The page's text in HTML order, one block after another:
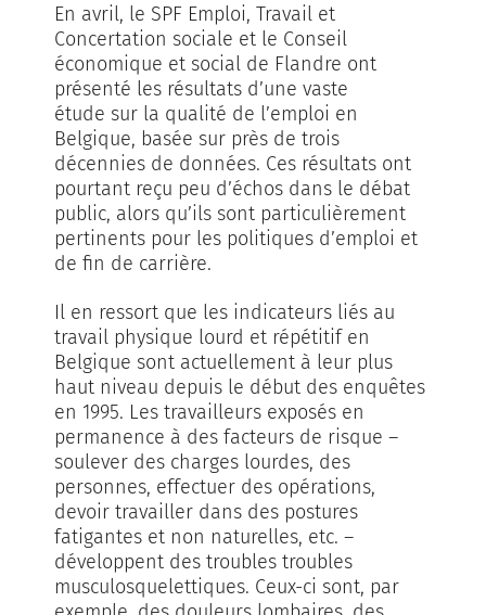
En avril, le SPF Emploi, Travail et
Concertation sociale et le Conseil
économique et social de Flandre ont
présenté les résultats d’une vaste
étude sur la qualité de l’emploi en
Belgique, basée sur près de trois
décennies de données. Ces résultats ont
pourtant reçu peu d’échos dans le débat
public, alors qu’ils sont particulièrement
pertinents pour les politiques d’emploi et
de fin de carrière.
Il en ressort que les indicateurs liés au
travail physique lourd et répétitif en
Belgique sont actuellement à leur plus
haut niveau depuis le début des enquêtes
en 1995. Les travailleurs exposés en
permanence à des facteurs de risque –
soulever des charges lourdes, des
personnes, effectuer des opérations,
devoir travailler dans des postures
fatigantes et non naturelles, etc. –
développent des troubles troubles
musculosquelettiques. Ceux-ci sont, par